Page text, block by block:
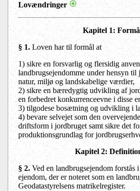
Lovændringer
Kapitel 1:
§ 1. Loven har til formål at
1) sikre en forsvarlig og flersidig
landbrugsejendomme under hensyn
natur, miljø og landskabelige værdier,
2) sikre en bæredygtig udvikling af
en forbedret konkurrenceevne i disse
3) tilgodese bosætning og udvikling i
4) bevare selvejet som den
driftsform i jordbruget samt sikre det
produktionsgrundlag for
Kapitel 2:
§ 2. Ved en landbrugsejendom forstås
ejendom, der er noteret som en
Geodatastyrelsens matrikelregister.